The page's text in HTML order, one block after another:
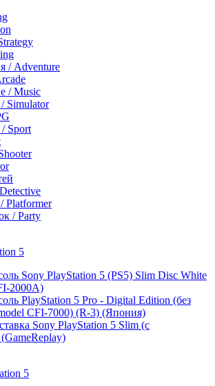
/ Adventure
/ Music
Simulator
Sport
Platformer
/ Party
5
Sony PlayStation 5 (PS5) Slim Disc White
2000A)
PlayStation 5 Pro - Digital Edition (без
CFI-7000) (R-3) (Япония)
Sony PlayStation 5 Slim (с
5